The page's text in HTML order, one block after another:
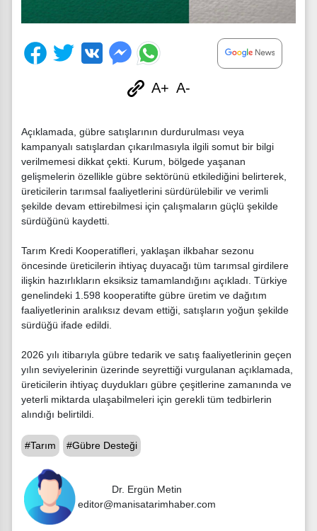
A+ A-
Açıklamada, gübre satışlarının durdurulması veya
kampanyalı satışlardan çıkarılmasıyla ilgili somut bir bilgi
verilmemesi dikkat çekti. Kurum, bölgede yaşanan
gelişmelerin özellikle gübre sektörünü etkilediğini belirterek,
üreticilerin tarımsal faaliyetlerini sürdürülebilir ve verimli
şekilde devam ettirebilmesi için çalışmaların güçlü şekilde
sürdüğünü kaydetti.
Tarım Kredi Kooperatifleri, yaklaşan ilkbahar sezonu
öncesinde üreticilerin ihtiyaç duyacağı tüm tarımsal girdilere
ilişkin hazırlıkların eksiksiz tamamlandığını açıkladı. Türkiye
genelindeki 1.598 kooperatifte gübre üretim ve dağıtım
faaliyetlerinin aralıksız devam ettiği, satışların yoğun şekilde
sürdüğü ifade edildi.
2026 yılı itibarıyla gübre tedarik ve satış faaliyetlerinin geçen
yılın seviyelerinin üzerinde seyrettiği vurgulanan açıklamada,
üreticilerin ihtiyaç duydukları gübre çeşitlerine zamanında ve
yeterli miktarda ulaşabilmeleri için gerekli tüm tedbirlerin
alındığı belirtildi.
#Tarım #Gübre Desteği
Dr. Ergün Metin
editor@manisatarimhaber.com